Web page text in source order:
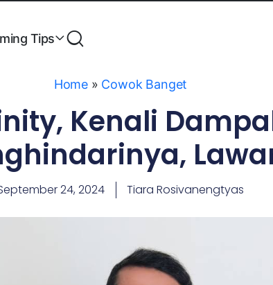
Tips
Home» Cowok Banget
Kenali
24, 2024 Tiara Rosivanengtyas